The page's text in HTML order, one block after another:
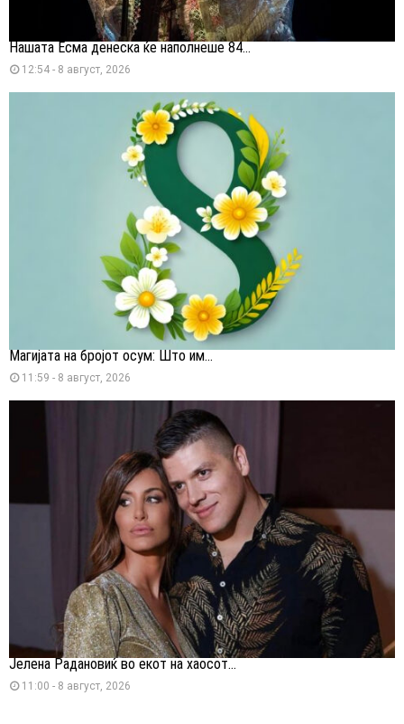
Нашата Есма денеска ќе наполнеше 84...
12:54 - 8 август, 2026
Магијата на бројот осум: Што им...
11:59 - 8 август, 2026
Јелена Радановиќ во екот на хаосот...
11:00 - 8 август, 2026